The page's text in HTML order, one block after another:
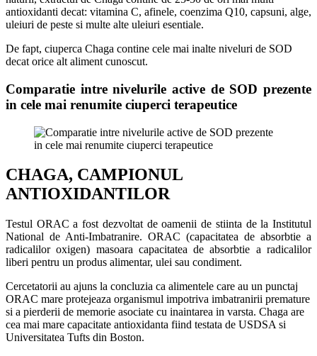
antioxidanti decat: vitamina C, afinele, coenzima Q10, capsuni, alge,
uleiuri de peste si multe alte uleiuri esentiale.
De fapt, ciuperca Chaga contine cele mai inalte niveluri de SOD
decat orice alt aliment cunoscut.
Comparatie intre nivelurile active de SOD prezente
in cele mai renumite ciuperci terapeutice
CHAGA, CAMPIONUL
ANTIOXIDANTILOR
Testul ORAC a fost dezvoltat de oamenii de stiinta de la Institutul
National de Anti-Imbatranire. ORAC (capacitatea de absorbtie a
radicalilor oxigen) masoara capacitatea de absorbtie a radicalilor
liberi pentru un produs alimentar, ulei sau condiment.
Cercetatorii au ajuns la concluzia ca alimentele care au un punctaj
ORAC mare protejeaza organismul impotriva imbatranirii premature
si a pierderii de memorie asociate cu inaintarea in varsta. Chaga are
cea mai mare capacitate antioxidanta fiind testata de USDSA si
Universitatea Tufts din Boston.